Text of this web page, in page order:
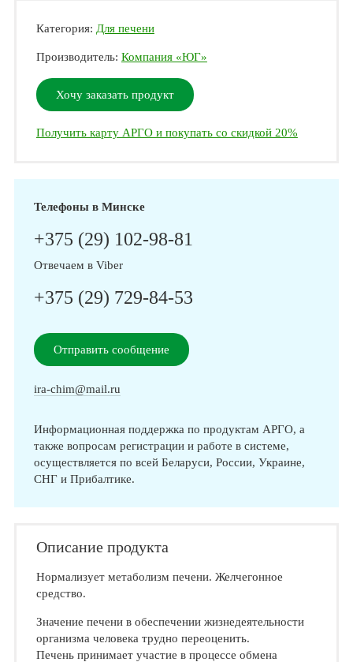
Категория: Для печени
Производитель: Компания «ЮГ»
Хочу заказать продукт
Получить карту АРГО и покупать со скидкой 20%
Телефоны в Минске
+375 (29) 102-98-81
Отвечаем в Viber
+375 (29) 729-84-53
Отправить сообщение
ira-chim@mail.ru
Информационная поддержка по продуктам АРГО, а
также вопросам регистрации и работе в системе,
осуществляется по всей Беларуси, России, Украине,
СНГ и Прибалтике.
Описание продукта
Нормализует метаболизм печени. Желчегонное
средство.
Значение печени в обеспечении жизнедеятельности
организма человека трудно переоценить.
Печень принимает участие в процессе обмена